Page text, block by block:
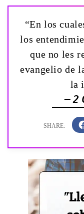
“En los
los
que no les
evangelio de
la
—